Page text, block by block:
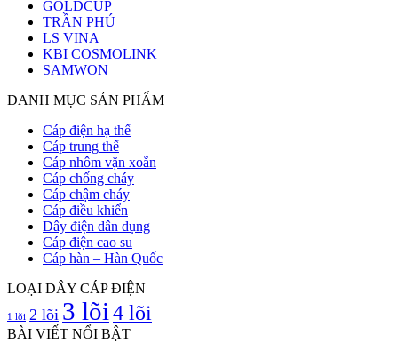
GOLDCUP
TRẦN PHÚ
LS VINA
KBI COSMOLINK
SAMWON
DANH MỤC SẢN PHẨM
Cáp điện hạ thế
Cáp trung thế
Cáp nhôm vặn xoắn
Cáp chống cháy
Cáp chậm cháy
Cáp điều khiển
Dây điện dân dụng
Cáp điện cao su
Cáp hàn – Hàn Quốc
LOẠI DÂY CÁP ĐIỆN
1 lõi 2 lõi 3 lõi4 lõi
BÀI VIẾT NỔI BẬT